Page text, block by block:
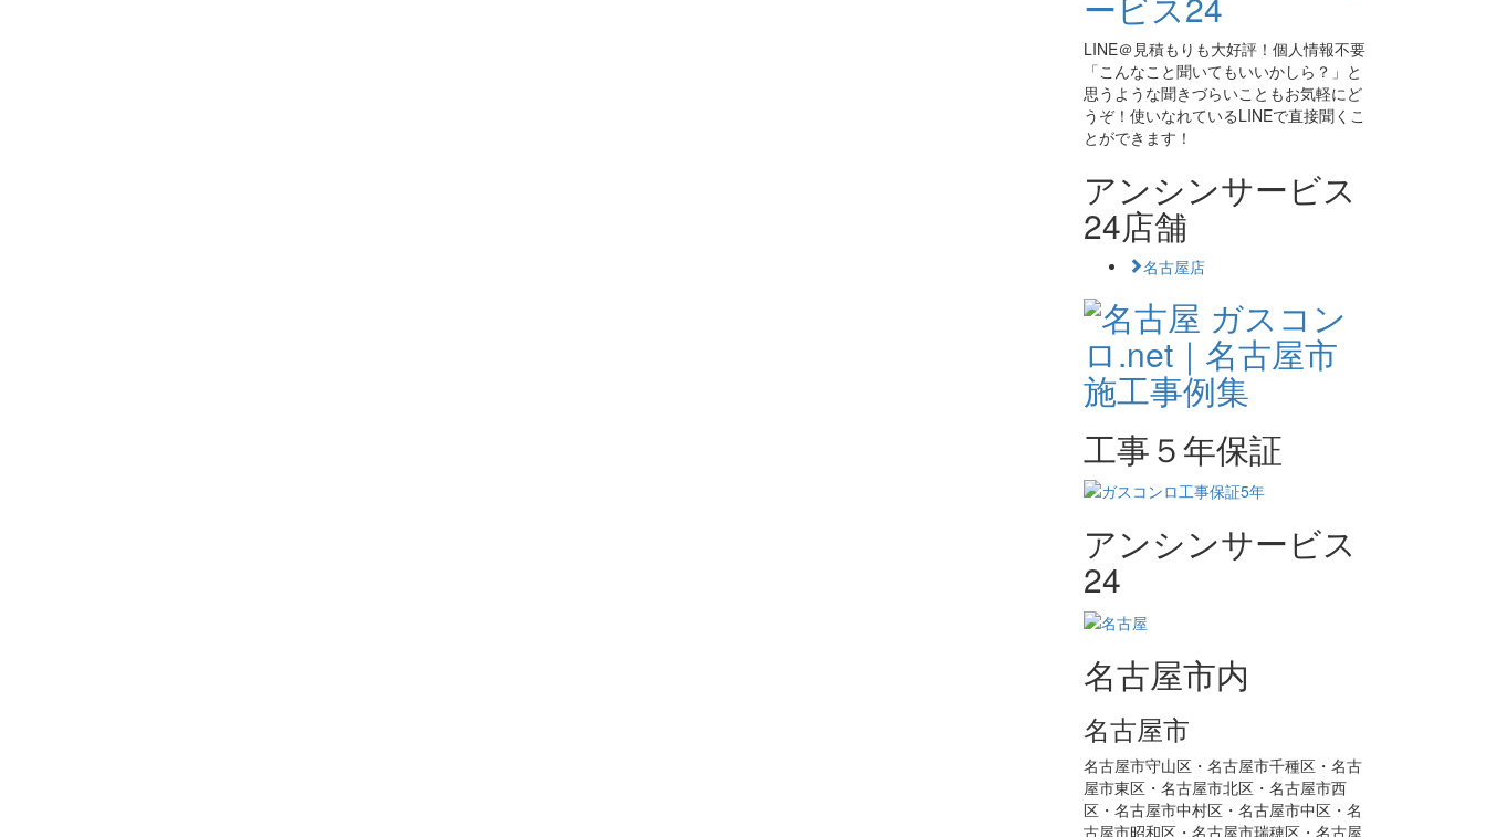
LINE＠見積もりも大好評！個人情報不要
「こんなこと聞いてもいいかしら？」と
思うような聞きづらいこともお気軽にど
うぞ！使いなれているLINEで直接聞くこ
とができます！
アンシンサービス
24店舗
名古屋店
工事５年保証
アンシンサービス
24
名古屋市内
名古屋市
名古屋市守山区・名古屋市千種区・名古
屋市東区・名古屋市北区・名古屋市西
区・名古屋市中村区・名古屋市中区・名
古屋市昭和区・名古屋市瑞穂区・名古屋